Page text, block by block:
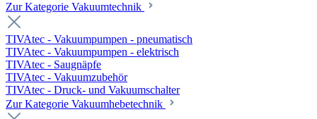
Zur Kategorie Vakuumtechnik
TIVAtec - Vakuumpumpen - pneumatisch
TIVAtec - Vakuumpumpen - elektrisch
TIVAtec - Saugnäpfe
TIVAtec - Vakuumzubehör
TIVAtec - Druck- und Vakuumschalter
Zur Kategorie Vakuumhebetechnik